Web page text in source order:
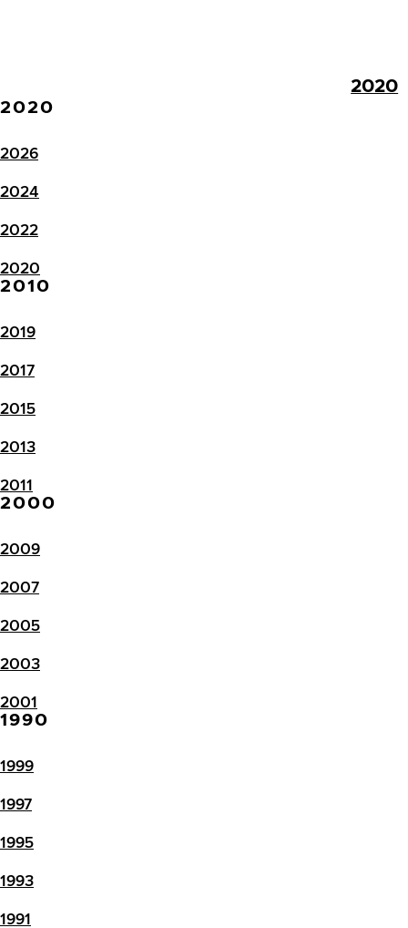
2020
2020
2026
2024
2022
2020
2010
2019
2017
2015
2013
2011
2000
2009
2007
2005
2003
2001
1990
1999
1997
1995
1993
1991